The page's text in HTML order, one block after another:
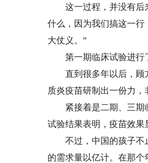
这一过程，并没有后来
什么，因为我们搞这一行
大仗义。”
第一期临床试验进行了
直到很多年以后，顾方
质炎疫苗研制出一份力，
紧接着是二期、三期临
试验结果表明，疫苗效果
不过，中国的孩子不止
的需求量以亿计。在那个